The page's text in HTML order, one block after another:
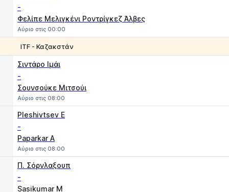
-
Φελίπε Μελιγκένι Ροντρίγκεζ Άλβες
Αύριο στις 00:00
ITF - Καζακστάν
Σιντάρο Ιμάι
-
Σουνσούκε Μιτσούι
Αύριο στις 08:00
Pleshivtsev E
-
Paparkar A
Αύριο στις 08:00
Π. Σόρνλαξουπ
-
Sasikumar M